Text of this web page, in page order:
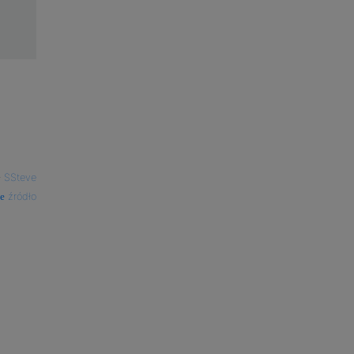
SSteve
źródło